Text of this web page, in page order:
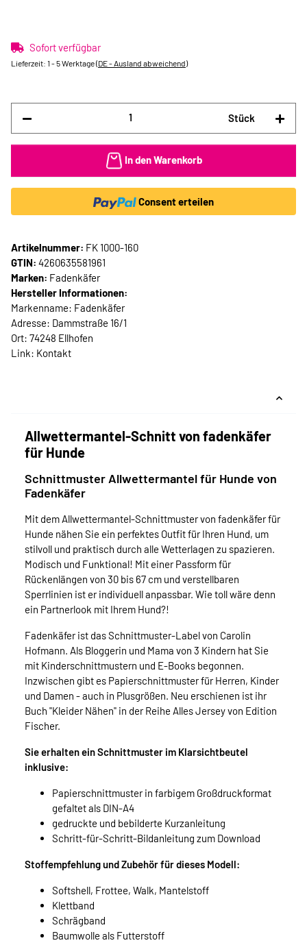
Sofort verfügbar
Lieferzeit: 1 - 5 Werktage(DE - Ausland abweichend)
Stück
In den Warenkorb
Consent erteilen
Artikelnummer: FK 1000-160
GTIN: 4260635581961
Marken: Fadenkäfer
Hersteller Informationen:
Markenname: Fadenkäfer
Adresse: Dammstraße 16/1
Ort: 74248 Ellhofen
Link: Kontakt
Allwettermantel-Schnitt von fadenkäfer
für Hunde
Schnittmuster Allwettermantel für Hunde von
Fadenkäfer
Mit dem Allwettermantel-Schnittmuster von fadenkäfer für
Hunde nähen Sie ein perfektes Outfit für Ihren Hund, um
stilvoll und praktisch durch alle Wetterlagen zu spazieren.
Modisch und Funktional! Mit einer Passform für
Rückenlängen von 30 bis 67 cm und verstellbaren
Sperrlinien ist er individuell anpassbar. Wie toll wäre denn
ein Partnerlook mit Ihrem Hund?!
Fadenkäfer ist das Schnittmuster-Label von Carolin
Hofmann. Als Bloggerin und Mama von 3 Kindern hat Sie
mit Kinderschnittmustern und E-Books begonnen.
Inzwischen gibt es Papierschnittmuster für Herren, Kinder
und Damen - auch in Plusgrößen. Neu erschienen ist ihr
Buch "Kleider Nähen" in der Reihe Alles Jersey von Edition
Fischer.
Sie erhalten ein Schnittmuster im Klarsichtbeutel
inklusive:
Papierschnittmuster in farbigem Großdruckformat
gefaltet als DIN-A4
gedruckte und bebilderte Kurzanleitung
Schritt-für-Schritt-Bildanleitung zum Download
Stoffempfehlung und Zubehör für dieses Modell:
Softshell, Frottee, Walk, Mantelstoff
Klettband
Schrägband
Baumwolle als Futterstoff